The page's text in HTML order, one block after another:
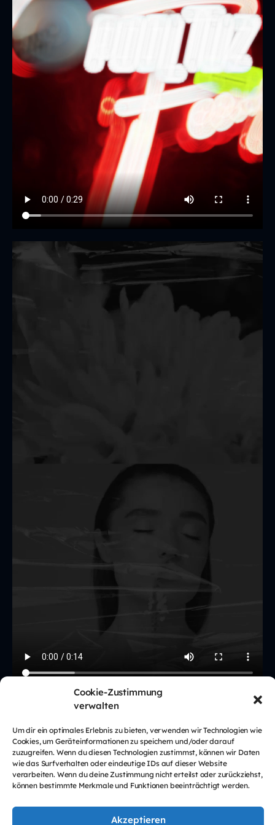
Cookie-Zustimmung
verwalten
Um dir ein optimales Erlebnis zu bieten, verwenden wir Technologien wie
Cookies, um Geräteinformationen zu speichern und/oder darauf
zuzugreifen. Wenn du diesen Technologien zustimmst, können wir Daten
wie das Surfverhalten oder eindeutige IDs auf dieser Website
verarbeiten. Wenn du deine Zustimmung nicht erteilst oder zurückziehst,
können bestimmte Merkmale und Funktionen beeinträchtigt werden.
Akzeptieren